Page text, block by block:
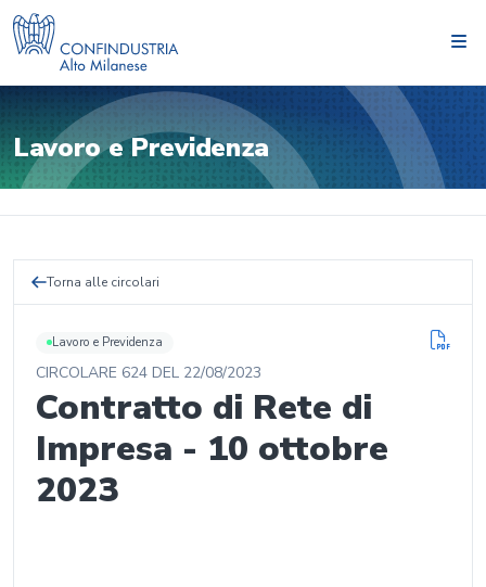
Lavoro e Previdenza
Torna alle circolari
Lavoro e Previdenza
CIRCOLARE 624 DEL 22/08/2023
Contratto di Rete di
Impresa - 10 ottobre
2023